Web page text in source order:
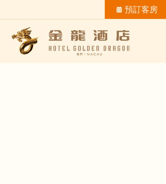
預訂客房